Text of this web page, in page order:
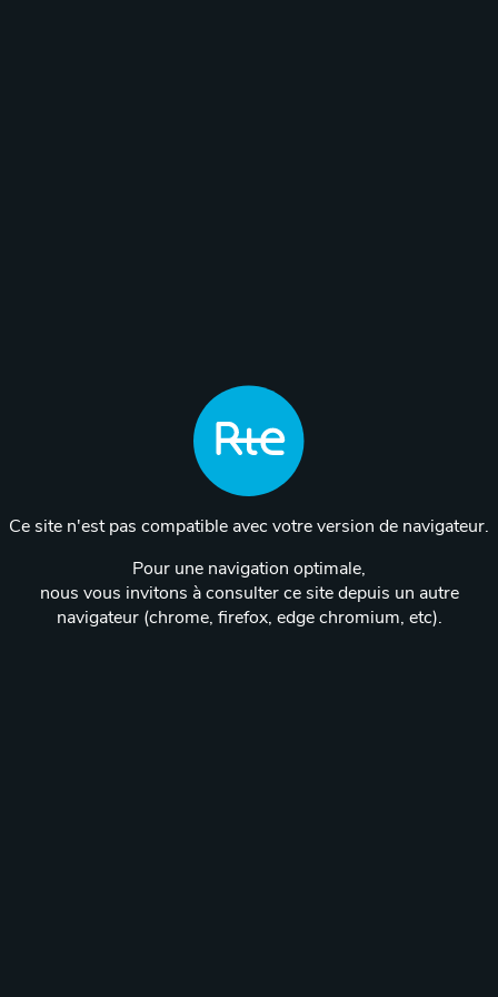
Ce site n'est pas compatible avec votre version de navigateur.
Pour une navigation optimale,
nous vous invitons à consulter ce site depuis un autre
navigateur (chrome, firefox, edge chromium, etc).